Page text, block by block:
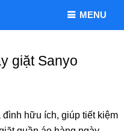
MENU
giặt Sanyo
đình hữu ích, giúp tiết kiệm